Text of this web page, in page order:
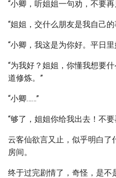
“小卿，听姐姐一句劝，不要
“姐姐，交什么朋友是我自己的
“小卿，我这是为你好。平日
“为我好？姐姐，你懂我想要
道修炼。”
“小卿……”
“够了，姐姐你给我出去！不
云客仙欲言又止，似乎明白了
房间。
终于过完剧情了，奇怪，是不